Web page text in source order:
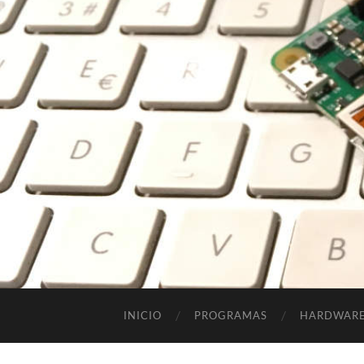
INICIO PROGRAMAS